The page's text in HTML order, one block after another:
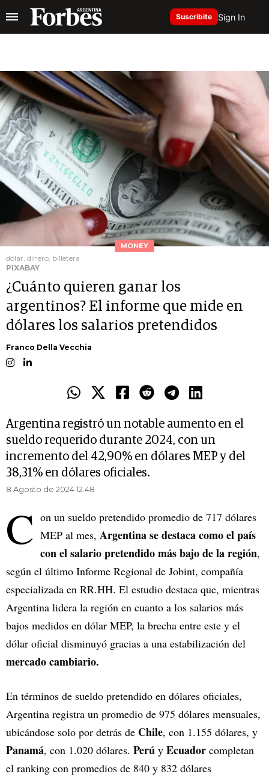
Suscribite Sign In
MONEY
dólar, dinero, billetera
PIXABAY
¿Cuánto quieren ganar los
argentinos? El informe que mide en
dólares los salarios pretendidos
Franco Della Vecchia
Argentina registró un notable aumento en el
sueldo requerido durante 2024, con un
incremento del 42,90% en dólares MEP y del
38,31% en dólares oficiales.
8 Agosto de 2024 12.48
C on un sueldo pretendido promedio de 717 dólares
MEP al mes, Argentina se destaca como el país
con el salario pretendido más bajo de la región,
según el último Informe Regional de Jobint, compañía
especializada en RR.HH. El estudio destaca que, mientras
Argentina lidera la región en cuanto a los salarios más
bajos medidos en dólar MEP, la brecha entre este y el
dólar oficial disminuyó gracias a una estabilización del
mercado cambiario.
En términos de sueldo pretendido en dólares oficiales,
Argentina registra un promedio de 975 dólares mensuales,
ubicándose solo por detrás de Chile, con 1.155 dólares, y
Panamá, con 1.020 dólares. Perú y Ecuador completan
el ranking con promedios de 840 y 832 dólares